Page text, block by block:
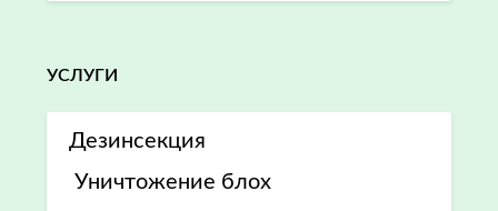
УСЛУГИ
Дезинсекция
Уничтожение блох